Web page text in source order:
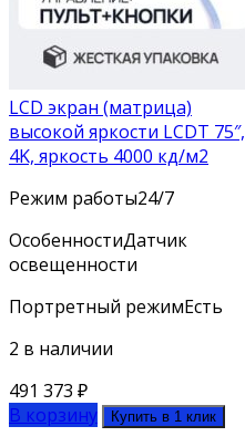
LCD экран (матрица)
высокой яркости LCDT 75″,
4K, яркость 4000 кд/м2
Режим работы24/7
ОсобенностиДатчик
освещенности
Портретный режимЕсть
2 в наличии
491 373 ₽
В корзину
Купить в 1 клик